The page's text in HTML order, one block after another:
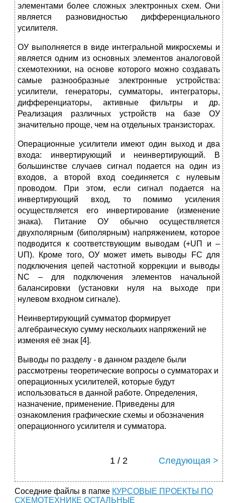
элементами более сложных электронных схем. Они
является разновидностью дифференциального
усилителя.
ОУ выполняется в виде интегральной микросхемы и
является одним из основных элементов аналоговой
схемотехники, на основе которого можно создавать
самые разнообразные электронные устройства:
усилители, генераторы, сумматоры, интеграторы,
дифференциаторы, активные фильтры и др.
Реализация различных устройств на базе ОУ
значительно проще, чем на отдельных транзисторах.
Операционные усилители имеют один выход и два
входа: инвертирующий и неинвертирующий. В
большинстве случаев сигнал подается на один из
входов, а второй вход соединяется с нулевым
проводом. При этом, если сигнал подается на
инвертирующий вход, то помимо усиления
осуществляется его инвертирование (изменение
знака). Питание ОУ обычно осуществляется
двухполярным (биполярным) напряжением, которое
подводится к соответствующим выводам (+UП и –
UП). Кроме того, ОУ может иметь выводы FC для
подключения цепей частотной коррекции и выводы
NC – для подключения элементов начальной
балансировки (установки нуля на выходе при
нулевом входном сигнале).
Неинвертирующий сумматор формирует
алгебраическую сумму нескольких напряжений не
изменяя её знак [4].
Выводы по разделу - в данном разделе были
рассмотрены теоретические вопросы о сумматорах и
операционных усилителей, которые будут
использоваться в данной работе. Определения,
назначение, применение. Приведены для
ознакомления графические схемы и обозначения
операционного усилителя и сумматора.
1 / 2 Следующая >
Соседние файлы в папке КУРСОВЫЕ ПРОЕКТЫ ПО
СХЕМОТЕХНИКЕ ОСТАЛЬНЫЕ